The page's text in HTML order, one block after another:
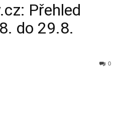
Přehled
do 29.8.
0